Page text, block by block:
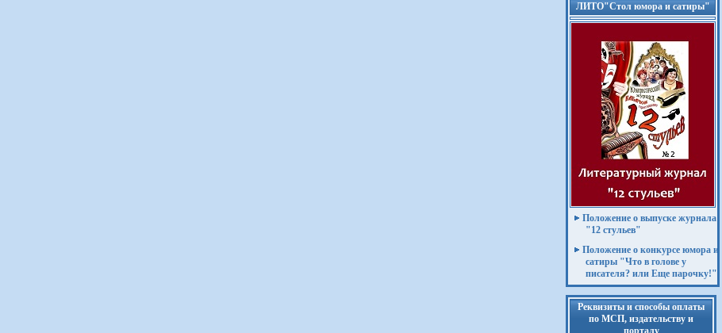
ЛИТО"Стол юмора и сатиры"
Положение о выпуске журнала
"12 стульев"
Положение о конкурсе юмора и
сатиры "Что в голове у
писателя? или Еще парочку!"
Реквизиты и способы оплаты
по МСП, издательству и
порталу